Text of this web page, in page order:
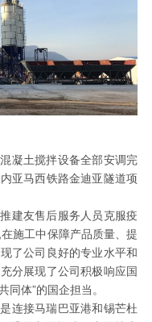
凝土搅拌设备全部安调完
亚马西铁路金迪亚隧道项
建友售后服务人员克服疫
施工中保障产品质量、提
了公司良好的专业水平和
分展现了公司积极响应国
同体”的国企担当。
连接马瑞巴亚港和锡芒杜